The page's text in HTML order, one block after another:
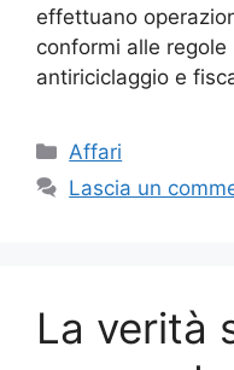
effettuano
conformi alle
antiriciclaggio e
Categorie
Affari
Lascia un
La verità